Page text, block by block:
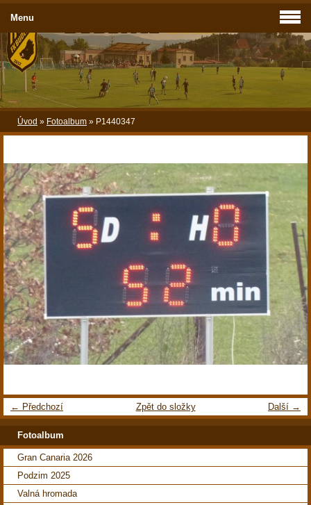
Úvod » Fotoalbum » P1440347
← Předchozí Další →
Zpět do složky
Menu
Fotoalbum
Gran Canaria 2026
Podzim 2025
Valná hromada